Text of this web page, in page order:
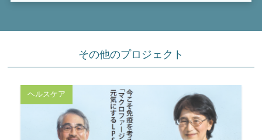
その他のプロジェクト
ヘルスケア